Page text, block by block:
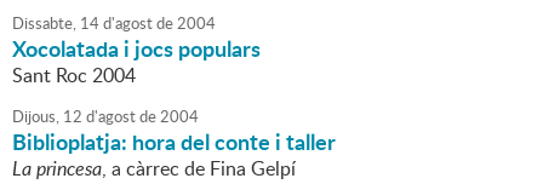
Dissabte, 14d'agostde2004
Xocolatada i jocs populars
Sant Roc 2004
Dijous, 12 d'agostde2004
Biblioplatja: hora del conte i taller
La princesa, a càrrec de Fina Gelpí